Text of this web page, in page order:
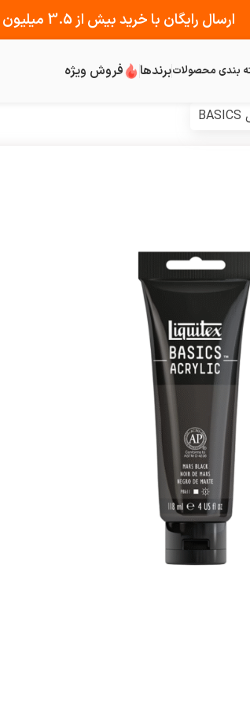
ارسال رایگان با خرید بیش از 3.5 میلیون تومان
بندی محصولاتبرندها فروش ویژه